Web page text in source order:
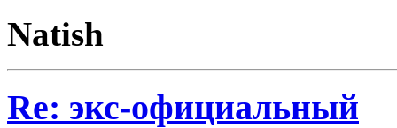
Natish
Re: экс-официальный